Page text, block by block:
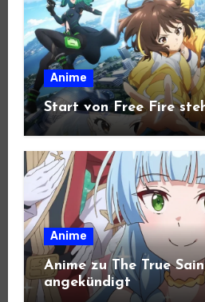
Anime
Start von Free Fire
Anime
Anime zu The True
angekündigt